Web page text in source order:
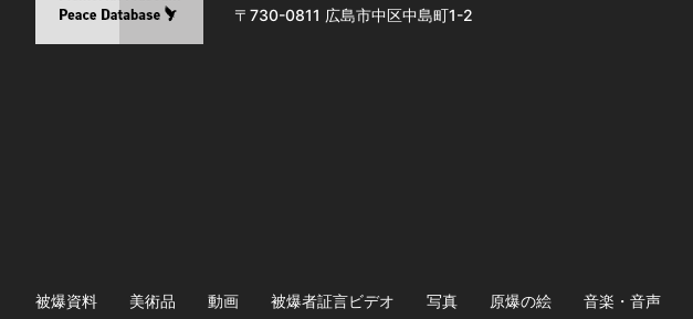
〒730-0811 広島市中区中島町1-2
被爆資料 美術品 動画 被爆者証言ビデオ 写真 原爆の絵 音楽・音声